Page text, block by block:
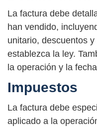
La factura debe
han vendido,
unitario, descuentos
establezca la ley.
la operación y la
Impuestos
La factura debe
aplicado a la